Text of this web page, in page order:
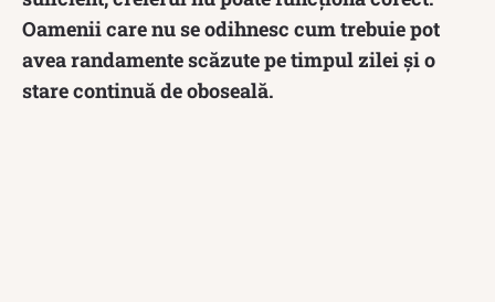
Oamenii care nu se odihnesc cum trebuie pot
avea randamente scăzute pe timpul zilei și o
stare continuă de oboseală.